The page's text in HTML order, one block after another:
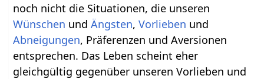
noch nicht die Situationen, die unseren
Wünschen undÄngsten,Vorlieben und
Abneigungen, Präferenzen und Aversionen
entsprechen. Das Leben scheint eher
gleichgültig gegenüber unseren Vorlieben und